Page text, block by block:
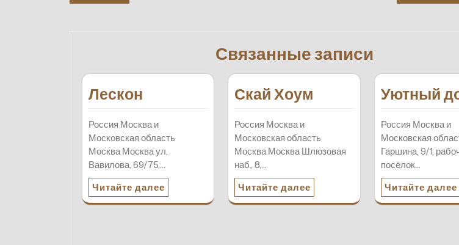
Связанные записи
Лескон
Россия Москва и
Московская область
Москва Москва ул.
Вавилова, 69/75,…
Читайте далее
Скай Хоум
Россия Москва и
Московская область
Москва Москва Шлюзовая
наб., 8,…
Читайте далее
Уютный
Россия Москва и
Московская
Гаршина, 9/1,
посёлок…
Читайте далее